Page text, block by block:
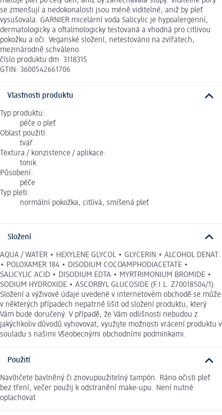
se zmenšují a nedokonalosti jsou méně viditelné, aniž by pleť
vysušovala. GARNIER micelární voda Salicylic je hypoalergenní,
dermatologicky a oftalmologicky testovaná a vhodná pro citlivou
pokožku a oči. Veganské složení, netestováno na zvířatech,
mezinárodně schváleno.
číslo produktu dm: 3118315
GTIN: 3600542661706
Vlastnosti produktu
Typ produktu:
péče o pleť
Oblast použití:
tvář
Textura / konzistence / aplikace:
tonik
Působení:
péče
Typ pleti:
normální pokožka, citlivá, smíšená pleť
Složení
AQUA / WATER • HEXYLENE GLYCOL • GLYCERIN • ALCOHOL DENAT.
• POLOXAMER 184 • DISODIUM COCOAMPHODIACETATE •
SALICYLIC ACID • DISODIUM EDTA • MYRTRIMONIUM BROMIDE •
SODIUM HYDROXIDE • ASCORBYL GLUCOSIDE (F.I.L. Z70018504/1).
Složení a výživové údaje uvedené v internetovém obchodě se může
v některých případech nepatrně lišit od složení produktu, který
Vám bude doručený. V případě, že Vám odlišnosti nebudou z
jakýchkoliv důvodů vyhovovat, využijte možnosti vrácení produktu v
souladu s našimi Všeobecnými obchodními podmínkami.
Použití
Navlhčete bavlněný či znovupoužitelný tampón. Ráno očisti pleť
bez tření, večer použij k odstranění make-upu. Není nutné
oplachovat